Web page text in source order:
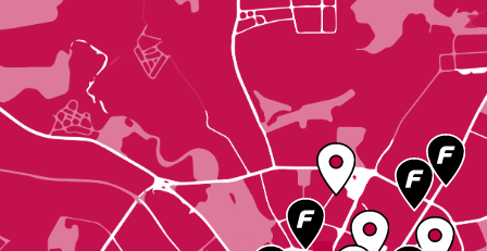
© 2026 Relax.by — проект компании ARTOX